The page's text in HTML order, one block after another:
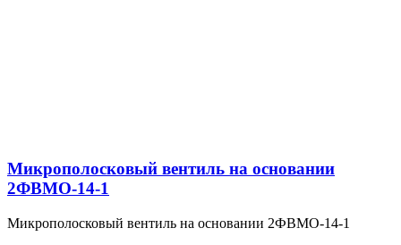
Микрополосковый вентиль на основании
2ФВМO-14-1
Микрополосковый вентиль на основании 2ФВМO-14-1